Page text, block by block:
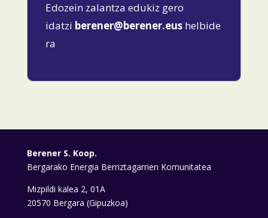
Edozein zalantza edukiz gero
idatzi berener@berener.eus helbide
ra
Berener S. Koop.
Bergarako Energia Berriztagarrien Komunitatea
Mizpildi kalea 2, 01A
20570 Bergara (Gipuzkoa)